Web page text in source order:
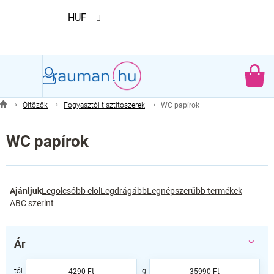
HUF
Öltözők Fogyasztói tisztítószerek WC papírok
WC papírok
e
r
k
AjánljukLegolcsóbb elöl LegdrágábbLegnépszerűbb termékek
ABC szerint
Ár
4290 Ft 35990 Ft